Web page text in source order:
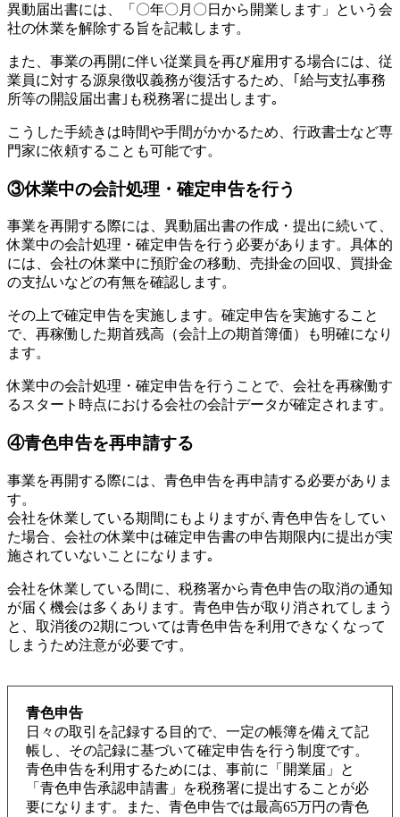
異動届出書には、「〇年〇月〇日から開業します」という会
社の休業を解除する旨を記載します。
また、事業の再開に伴い従業員を再び雇用する場合には、従
業員に対する源泉徴収義務が復活するため、｢給与支払事務
所等の開設届出書｣も税務署に提出します｡
こうした手続きは時間や手間がかかるため、行政書士など専
門家に依頼することも可能です。
③休業中の会計処理・確定申告を行う
事業を再開する際には、異動届出書の作成・提出に続いて、
休業中の会計処理・確定申告を行う必要があります。具体的
には、会社の休業中に預貯金の移動、売掛金の回収、買掛金
の支払いなどの有無を確認します。
その上で確定申告を実施します。確定申告を実施すること
で、再稼働した期首残高（会計上の期首簿価）も明確になり
ます。
休業中の会計処理・確定申告を行うことで、会社を再稼働す
るスタート時点における会社の会計データが確定されます。
④青色申告を再申請する
事業を再開する際には、青色申告を再申請する必要がありま
す。
会社を休業している期間にもよりますが､青色申告をしてい
た場合、会社の休業中は確定申告書の申告期限内に提出が実
施されていないことになります｡
会社を休業している間に、税務署から青色申告の取消の通知
が届く機会は多くあります。青色申告が取り消されてしまう
と、取消後の2期については青色申告を利用できなくなって
しまうため注意が必要です。
青色申告
日々の取引を記録する目的で、一定の帳簿を備えて記
帳し、その記録に基づいて確定申告を行う制度です。
青色申告を利用するためには、事前に「開業届」と
「青色申告承認申請書」を税務署に提出することが必
要になります。また、青色申告では最高65万円の青色